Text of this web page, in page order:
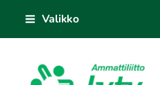
sisältöön
Valikko